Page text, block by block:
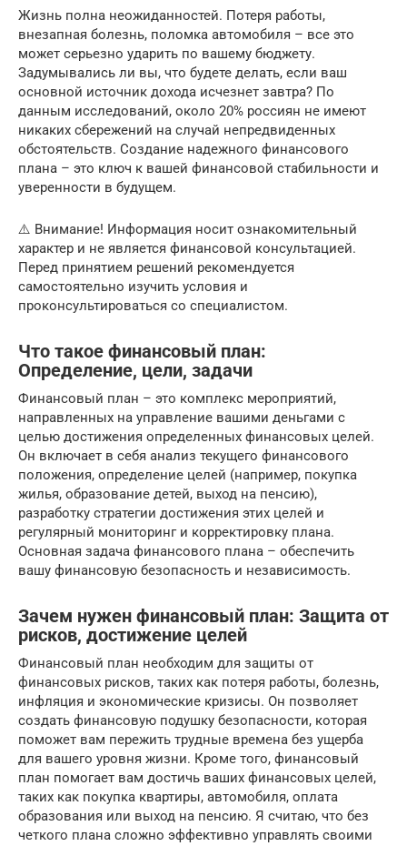
Жизнь полна неожиданностей. Потеря работы,
внезапная болезнь, поломка автомобиля – все это
может серьезно ударить по вашему бюджету.
Задумывались ли вы, что будете делать, если ваш
основной источник дохода исчезнет завтра? По
данным исследований, около 20% россиян не имеют
никаких сбережений на случай непредвиденных
обстоятельств. Создание надежного финансового
плана – это ключ к вашей финансовой стабильности и
уверенности в будущем.
⚠️ Внимание! Информация носит ознакомительный
характер и не является финансовой консультацией.
Перед принятием решений рекомендуется
самостоятельно изучить условия и
проконсультироваться со специалистом.
Что такое финансовый план:
Определение, цели, задачи
Финансовый план – это комплекс мероприятий,
направленных на управление вашими деньгами с
целью достижения определенных финансовых целей.
Он включает в себя анализ текущего финансового
положения, определение целей (например, покупка
жилья, образование детей, выход на пенсию),
разработку стратегии достижения этих целей и
регулярный мониторинг и корректировку плана.
Основная задача финансового плана – обеспечить
вашу финансовую безопасность и независимость.
Зачем нужен финансовый план: Защита от
рисков, достижение целей
Финансовый план необходим для защиты от
финансовых рисков, таких как потеря работы, болезнь,
инфляция и экономические кризисы. Он позволяет
создать финансовую подушку безопасности, которая
поможет вам пережить трудные времена без ущерба
для вашего уровня жизни. Кроме того, финансовый
план помогает вам достичь ваших финансовых целей,
таких как покупка квартиры, автомобиля, оплата
образования или выход на пенсию. Я считаю, что без
четкого плана сложно эффективно управлять своими